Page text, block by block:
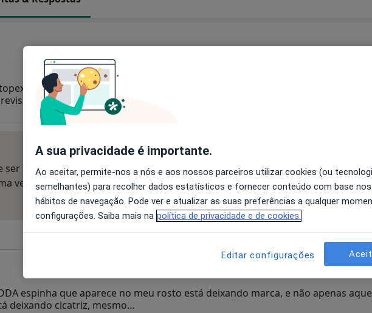
há 11 meses e as cicatrizes alargaram um pouco e de um lado no sulco
com o cirurgião para…
ser analisada obviamente pelo cirurgião que a operou e não
vez que deixar passar esse tempo sem medidas poderá não
espinha que aparece no meu rosto está deixando marca, e não apenas
deixando cicatriz, mesmo…
A sua privacidade é importante.
Ao aceitar, permite-nos a nós e aos nossos parceiros utilizar cookies (ou
semelhantes) para recolher dados estatísticos e fornecer conteúdo com base
hábitos de navegação. Pode ver e atualizar as suas preferências a qualquer
configurações. Saiba mais na política de privacidade e de cookies.
Editar configurações